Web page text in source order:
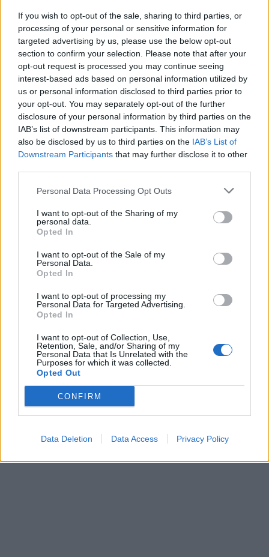
If you wish to opt-out of the sale, sharing to third parties, or
processing of your personal or sensitive information for
targeted advertising by us, please use the below opt-out
section to confirm your selection. Please note that after your
opt-out request is processed you may continue seeing
interest-based ads based on personal information utilized by
us or personal information disclosed to third parties prior to
your opt-out. You may separately opt-out of the further
disclosure of your personal information by third parties on the
IAB’s list of downstream participants. This information may
also be disclosed by us to third parties on the IAB’s List of
Downstream Participants that may further disclose it to other
Personal Data Processing Opt Outs
I want to opt-out of the Sharing of my
personal data.
Opted In
I want to opt-out of the Sale of my
Personal Data.
Opted In
I want to opt-out of processing my
Personal Data for Targeted Advertising.
Opted In
I want to opt-out of Collection, Use,
Retention, Sale, and/or Sharing of my
Personal Data that Is Unrelated with the
Purposes for which it was collected.
Opted Out
CONFIRM
Data Deletion Data Access Privacy Policy
mob: suonano le sirene, partono i fumogeni
neri. In quell’angolo incantato del centro di
Roma per qualche istante si respira
l’atmosfera cupa dei bombardamenti.